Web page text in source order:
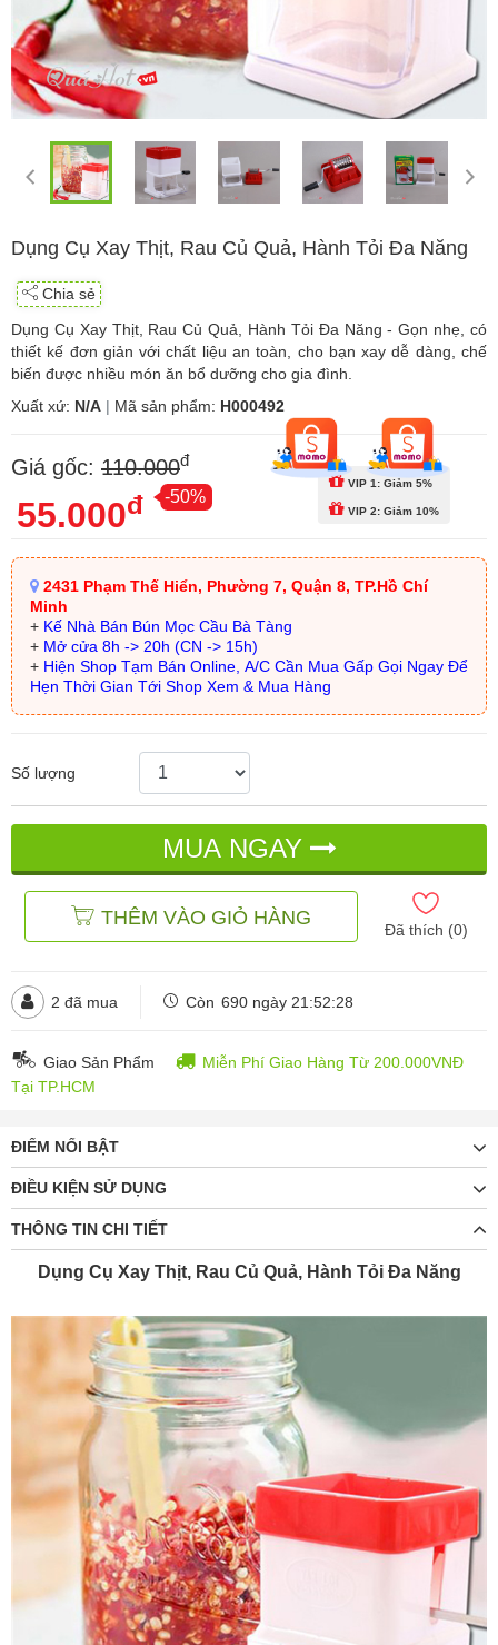
Dụng Cụ Xay Thịt, Rau Củ Quả, Hành Tỏi Đa Năng
Chia sẻ
Dụng Cụ Xay Thịt, Rau Củ Quả, Hành Tỏi Đa Năng - Gọn nhẹ, có
thiết kế đơn giản với chất liệu an toàn, cho bạn xay dễ dàng, chế
biến được nhiều món ăn bổ dưỡng cho gia đình.
Xuất xứ: N/A | Mã sản phẩm: H000492
Giá gốc: 110.000đ
55.000đ -50%
VIP 1: Giảm 5%
VIP 2: Giảm 10%
2431 Phạm Thế Hiển, Phường 7, Quận 8, TP.Hồ Chí
Minh
+ Kế Nhà Bán Bún Mọc Cầu Bà Tàng
+ Mở cửa 8h -> 20h (CN -> 15h)
+ Hiện Shop Tạm Bán Online, A/C Cần Mua Gấp Gọi Ngay Để
Hẹn Thời Gian Tới Shop Xem & Mua Hàng
Số lượng
MUA NGAY
THÊM VÀO GIỎ HÀNG
Đã thích (0)
2 đã mua Còn 690 ngày 21:52:26
Giao Sản Phẩm
Miễn Phí Giao Hàng Từ 200.000VNĐ
Tại TP.HCM
ĐIỂM NỔI BẬT
ĐIỀU KIỆN SỬ DỤNG
THÔNG TIN CHI TIẾT
Dụng Cụ Xay Thịt, Rau Củ Quả, Hành Tỏi Đa Năng